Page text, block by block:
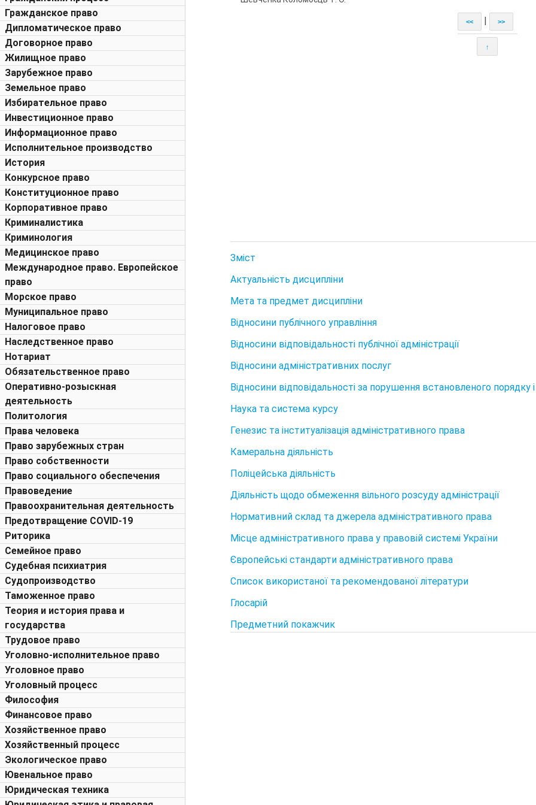
Гражданское право
Дипломатическое право
Договорное право
Жилищное право
Зарубежное право
Земельное право
Избирательное право
Инвестиционное право
Информационное право
Исполнительное производство
История
Конкурсное право
Конституционное право
Корпоративное право
Криминалистика
Криминология
Медицинское право
Международное право. Европейское
право
Морское право
Муниципальное право
Налоговое право
Наследственное право
Нотариат
Обязательственное право
Оперативно-розыскная
деятельность
Политология
Права человека
Право зарубежных стран
Право собственности
Право социального обеспечения
Правоведение
Правоохранительная деятельность
Предотвращение COVID-19
Риторика
Семейное право
Судебная психиатрия
Судопроизводство
Таможенное право
Теория и история права и
государства
Трудовое право
Уголовно-исполнительное право
Уголовное право
Уголовный процесс
Философия
Финансовое право
Хозяйственное право
Хозяйственный процесс
Экологическое право
Ювенальное право
Юридическая техника
<< >>
↑
Зміст
Актуальність дисципліни
Мета та предмет дисципліни
Відносини публічного управління
Відносини відповідальності публічної адміністрації
Відносини адміністративних послуг
Відносини відповідальності за порушення встановленого порядку
Наука та система курсу
Генезис та інституалізація адміністративного права
Камеральна діяльність
Поліцейська діяльність
Діяльність щодо обмеження вільного розсуду адміністрації
Нормативний склад та джерела адміністративного права
Місце адміністративного права у правовій системі України
Європейські стандарти адміністративного права
Список використаної та рекомендованої літератури
Глосарій
Предметний покажчик